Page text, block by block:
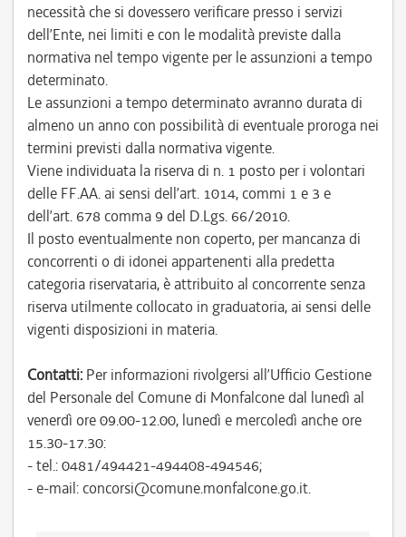
necessità che si dovessero verificare presso i servizi
dell’Ente, nei limiti e con le modalità previste dalla
normativa nel tempo vigente per le assunzioni a tempo
determinato.
Le assunzioni a tempo determinato avranno durata di
almeno un anno con possibilità di eventuale proroga nei
termini previsti dalla normativa vigente.
Viene individuata la riserva di n. 1 posto per i volontari
delle FF.AA. ai sensi dell’art. 1014, commi 1 e 3 e
dell’art. 678 comma 9 del D.Lgs. 66/2010.
Il posto eventualmente non coperto, per mancanza di
concorrenti o di idonei appartenenti alla predetta
categoria riservataria, è attribuito al concorrente senza
riserva utilmente collocato in graduatoria, ai sensi delle
vigenti disposizioni in materia.
Contatti: Per informazioni rivolgersi all’Ufficio Gestione
del Personale del Comune di Monfalcone dal lunedì al
venerdì ore 09.00-12.00, lunedì e mercoledì anche ore
15.30-17.30:
- tel.: 0481/494421-494408-494546;
- e-mail: concorsi@comune.monfalcone.go.it.